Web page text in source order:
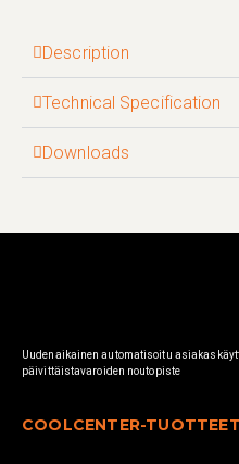
Description
Technical Specification
Downloads
Uudenaikainen automatisoitu
päivittäistavaroiden noutopiste
COOLCENTER-TUOTTEET